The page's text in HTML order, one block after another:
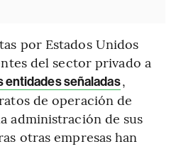
por Estados Unidos
del sector privado a
entidades señaladas,
de operación de
administración de sus
otras empresas han